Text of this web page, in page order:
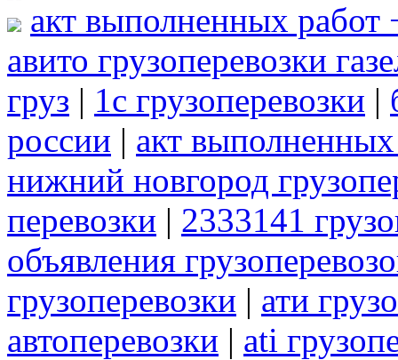
акт выполненных работ
авито грузоперевозки
груз | 1с грузоперевозки |
россии | акт выполненных
нижний новгород
перевозки | 2333141
объявления
грузоперевозки | ати
автоперевозки | ati